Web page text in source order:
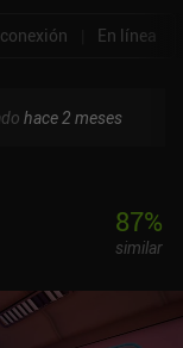
En línea
hace 2 meses
87%
similar